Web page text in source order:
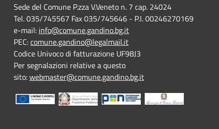
Sede del Comune P.zza V.Veneto n. 7 cap. 24024
Tel. 035/745567 Fax 035/745646 - P.I. 00246270169
e-mail: info@comune.gandino.bg.it
PEC:comune.gandino@legalmail.it
Codice Univoco di fatturazione UF98J3
Per segnalazioni relative a questo
sito:webmaster@comune.gandino.bg.it